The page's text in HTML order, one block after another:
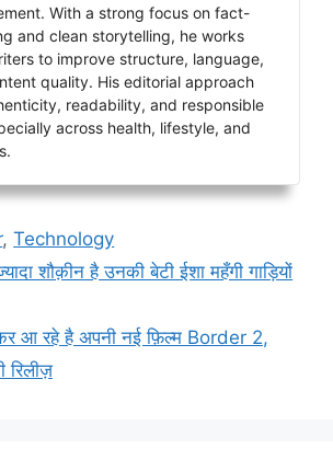
With a strong focus on fact-
and clean storytelling, he works
to improve structure, language,
quality. His editorial approach
readability, and responsible
across health, lifestyle, and
,Technology
शौक़ीन है उनकी बेटी ईशा महँगी गाड़ियों
आ रहे है अपनी नई फ़िल्म Border 2,
रिलीज़